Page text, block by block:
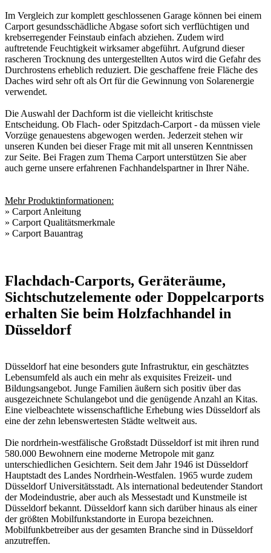
Im Vergleich zur komplett geschlossenen Garage können bei einem
Carport gesundsschädliche Abgase sofort sich verflüchtigen und
krebserregender Feinstaub einfach abziehen. Zudem wird
auftretende Feuchtigkeit wirksamer abgeführt. Aufgrund dieser
rascheren Trocknung des untergestellten Autos wird die Gefahr des
Durchrostens erheblich reduziert. Die geschaffene freie Fläche des
Daches wird sehr oft als Ort für die Gewinnung von Solarenergie
verwendet.
Die Auswahl der Dachform ist die vielleicht kritischste
Entscheidung. Ob Flach- oder Spitzdach-Carport - da müssen viele
Vorzüge genauestens abgewogen werden. Jederzeit stehen wir
unseren Kunden bei dieser Frage mit mit all unseren Kenntnissen
zur Seite. Bei Fragen zum Thema Carport unterstützen Sie aber
auch gerne unsere erfahrenen Fachhandelspartner in Ihrer Nähe.
Mehr Produktinformationen:
» Carport Anleitung
» Carport Qualitätsmerkmale
» Carport Bauantrag
Flachdach-Carports, Geräteräume,
Sichtschutzelemente oder Doppelcarports
erhalten Sie beim Holzfachhandel in
Düsseldorf
Düsseldorf hat eine besonders gute Infrastruktur, ein geschätztes
Lebensumfeld als auch ein mehr als exquisites Freizeit- und
Bildungsangebot. Junge Familien äußern sich positiv über das
ausgezeichnete Schulangebot und die genügende Anzahl an Kitas.
Eine vielbeachtete wissenschaftliche Erhebung wies Düsseldorf als
eine der zehn lebenswertesten Städte weltweit aus.
Die nordrhein-westfälische Großstadt Düsseldorf ist mit ihren rund
580.000 Bewohnern eine moderne Metropole mit ganz
unterschiedlichen Gesichtern. Seit dem Jahr 1946 ist Düsseldorf
Hauptstadt des Landes Nordrhein-Westfalen. 1965 wurde zudem
Düsseldorf Universitätsstadt. Als international bedeutender Standort
der Modeindustrie, aber auch als Messestadt und Kunstmeile ist
Düsseldorf bekannt. Düsseldorf kann sich darüber hinaus als einer
der größten Mobilfunkstandorte in Europa bezeichnen.
Mobilfunkbetreiber aus der gesamten Branche sind in Düsseldorf
anzutreffen.